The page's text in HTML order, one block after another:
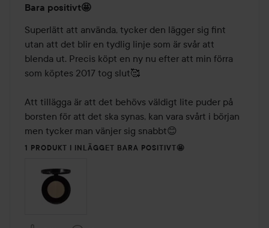
5
av
5
Bara positivt🤩
Superlätt att använda, tycker den lägger sig fint
utan att det blir en tydlig linje som är svår att
blenda ut. Precis köpt en ny nu efter att min förra
som köptes 2017 tog slut🥰
Att tillägga är att det behövs väldigt lite puder på
borsten för att det ska synas, kan vara svårt i början
men tycker man vänjer sig snabbt😊
1 PRODUKT I INLÄGGET BARA POSITIVT🤩